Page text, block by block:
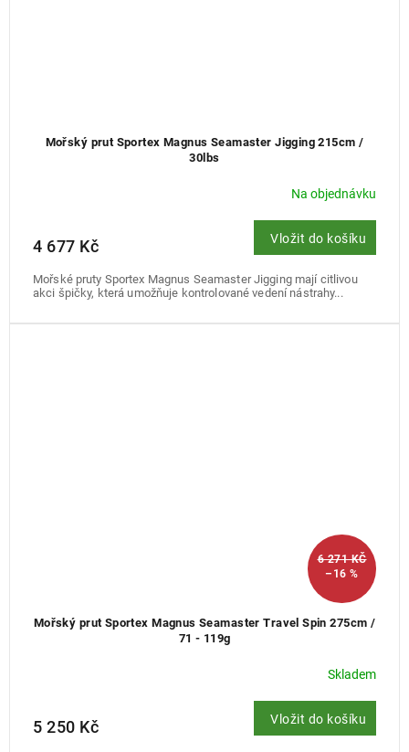
Mořský prut Sportex Magnus Seamaster Jigging 215cm /
30lbs
Na objednávku
4 677 Kč Vložit do košíku
Mořské pruty Sportex Magnus Seamaster Jigging mají citlivou
akci špičky, která umožňuje kontrolované vedení nástrahy...
6 271 KČ
–16 %
Mořský prut Sportex Magnus Seamaster Travel Spin 275cm /
71 - 119g
Skladem
5 250 Kč Vložit do košíku